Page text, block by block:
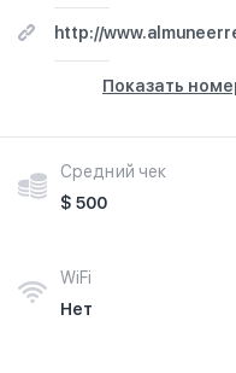
http://
Показать
Средний чек
$ 500
WiFi
Нет